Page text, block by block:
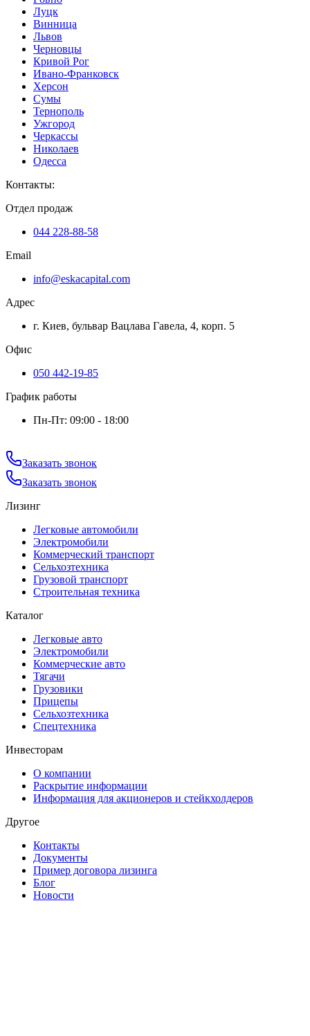
Луцк
Винница
Львов
Черновцы
Кривой Рог
Ивано-Франковск
Херсон
Сумы
Тернополь
Ужгород
Черкассы
Николаев
Одесса
Контакты:
Отдел продаж
044 228-88-58
Email
info@eskacapital.com
Адрес
г. Киев, бульвар Вацлава Гавела, 4, корп. 5
Офис
050 442-19-85
График работы
Пн-Пт: 09:00 - 18:00
Заказать звонок
Заказать звонок
Лизинг
Легковые автомобили
Электромобили
Коммерческий транспорт
Сельхозтехника
Грузовой транспорт
Строительная техника
Каталог
Легковые авто
Электромобили
Коммерческие авто
Тягачи
Грузовики
Прицепы
Сельхозтехника
Спецтехника
Инвесторам
О компании
Раскрытие информации
Информация для акционеров и стейкхолдеров
Другое
Контакты
Документы
Пример договора лизинга
Блог
Новости